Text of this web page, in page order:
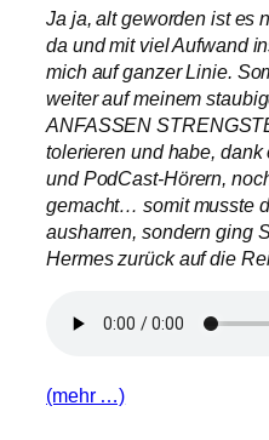
Ja ja, alt geworden ist es
da und mit viel Aufwand
mich auf ganzer Linie.
weiter auf meinem
ANFASSEN
tolerieren und habe,
und PodCast-Hörern,
gemacht… somit musste
ausharren, sondern ging
Hermes zurück auf die
(mehr …)